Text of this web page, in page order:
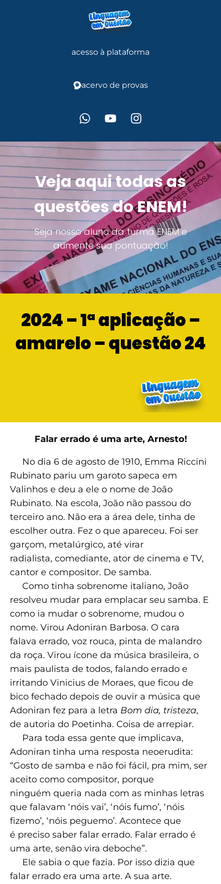
acesso à plataforma
acervo de provas
Veja aqui todas as
questões do ENEM!
Seja nosso aluno da turma ENEM e
aumente sua pontuação!
2024 – 1ª aplicação –
amarelo – questão 24
Falar errado é uma arte, Arnesto!
No dia 6 de agosto de 1910, Emma Riccini
Rubinato pariu um garoto sapeca em
Valinhos e deu a ele o nome de João
Rubinato. Na escola, João não passou do
terceiro ano. Não era a área dele, tinha de
escolher outra. Fez o que apareceu. Foi ser
garçom, metalúrgico, até virar
radialista, comediante, ator de cinema e TV,
cantor e compositor. De samba.
Como tinha sobrenome italiano, João
resolveu mudar para emplacar seu samba. E
como ia mudar o sobrenome, mudou o
nome. Virou Adoniran Barbosa. O cara
falava errado, voz rouca, pinta de malandro
da roça. Virou ícone da música brasileira, o
mais paulista de todos, falando errado e
irritando Vinicius de Moraes, que ficou de
bico fechado depois de ouvir a música que
Adoniran fez para a letra Bom dia, tristeza,
de autoria do Poetinha. Coisa de arrepiar.
Para toda essa gente que implicava,
Adoniran tinha uma resposta neoerudita:
“Gosto de samba e não foi fácil, pra mim, ser
aceito como compositor, porque
ninguém queria nada com as minhas letras
que falavam ‘nóis vai’, ‘nóis fumo’, ‘nóis
fizemo’, ‘nóis peguemo’. Acontece que
é preciso saber falar errado. Falar errado é
uma arte, senão vira deboche”.
Ele sabia o que fazia. Por isso dizia que
falar errado era uma arte. A sua arte.